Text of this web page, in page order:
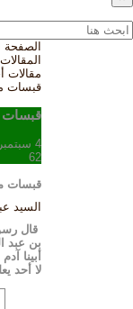
الصفحة
المقالات
مقالات
قبسات
قبسات
4 سبتمبر، 2022
62
قبسات
السيد
قال
بن عبد
أبينا
لا أحد